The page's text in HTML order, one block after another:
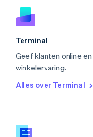
Terminal
Geef klanten online
winkelervaring.
Alles over Terminal
Polen
English
Portugal
Português
English
Singapore
Slovenië
Spanje